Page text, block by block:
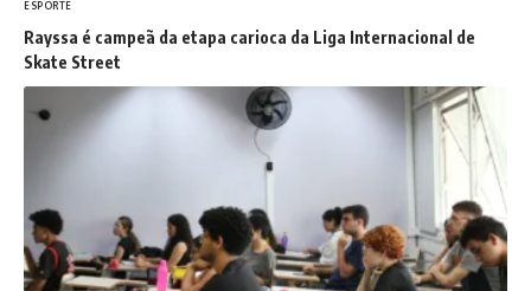
ESPORTE
Rayssa é campeã da etapa carioca da Liga Internacional de
Skate Street